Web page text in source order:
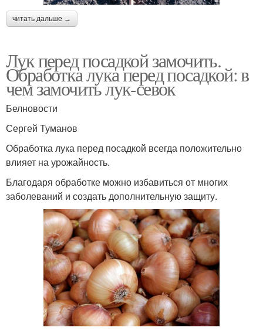
читать дальше →
Лук перед посадкой замочить.
Обработка лука перед посадкой: в
чем замочить лук-севок
Белновости
Сергей Туманов
Обработка лука перед посадкой всегда положительно
влияет на урожайность.
Благодаря обработке можно избавиться от многих
заболеваний и создать дополнительную защиту.